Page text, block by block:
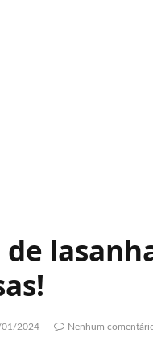
01/2024 Nenhum